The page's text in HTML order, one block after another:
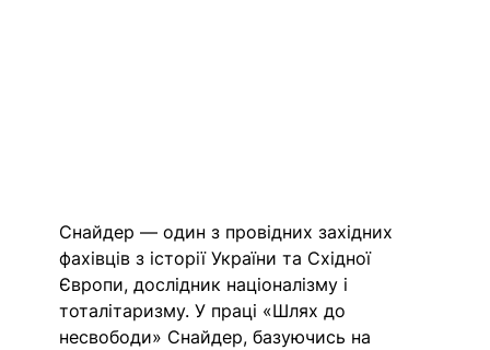
Снайдер — один з провідних західних
фахівців з історії України та Східної
Європи, дослідник націоналізму і
тоталітаризму. У праці «Шлях до
несвободи» Снайдер, базуючись на